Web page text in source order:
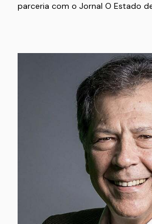
parceria com o Jornal O Estado